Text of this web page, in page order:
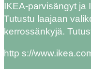
IKEA-parvisängyt ja
Tutustu laajaan
kerrossänkyjä.
http s://